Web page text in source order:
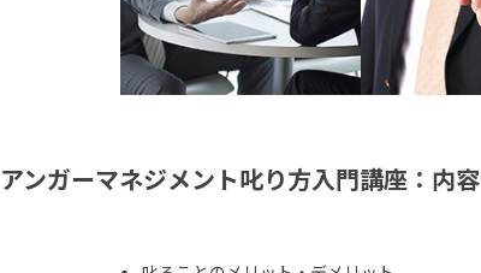
アンガーマネジメント叱り方入門講座：内容